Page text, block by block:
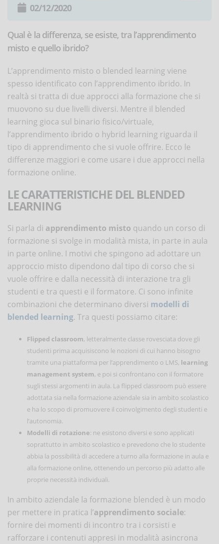
02/12/2020
Qual è la differenza, se esiste, tra l’apprendimento
misto e quello ibrido?
L’apprendimento misto o blended learning viene
spesso identificato con l’apprendimento ibrido. In
realtà si tratta di due approcci alla formazione che si
muovono su due livelli diversi. Mentre il blended
learning gioca sul binario fisico/virtuale,
l’apprendimento ibrido o hybrid learning riguarda il
tipo di apprendimento che si vuole offrire. Ecco le
differenze maggiori e come usare i due approcci nella
formazione online.
LE CARATTERISTICHE DEL BLENDED
LEARNING
Si parla di apprendimento misto quando un corso di
formazione si svolge in modalità mista, in parte in aula
in parte online. I motivi che spingono ad adottare un
approccio misto dipendono dal tipo di corso che si
vuole offrire e dalla necessità di interazione tra gli
studenti e tra questi e il formatore. Ci sono infinite
combinazioni che determinano diversi modelli di
blended learning. Tra questi possiamo citare:
Flipped classroom, letteralmente classe rovesciata dove gli
studenti prima acquisiscono le nozioni di cui hanno bisogno
tramite una piattaforma per l’apprendimento o LMS, learning
management system, e poi si confrontano con il formatore
sugli stessi argomenti in aula. La flipped classroom può essere
adottata sia nella formazione aziendale sia in ambito scolastico
e ha lo scopo di promuovere il coinvolgimento degli studenti e
l’autonomia.
Modelli di rotazione: ne esistono diversi e sono applicati
soprattutto in ambito scolastico e prevedono che lo studente
abbia la possibilità di accedere a turno alla formazione in aula e
alla formazione online, ottenendo un percorso più adatto alle
proprie necessità individuali.
In ambito aziendale la formazione blended è un modo
per mettere in pratica l’apprendimento sociale:
fornire dei momenti di incontro tra i corsisti e
rafforzare i contenuti appresi in modalità asincrona